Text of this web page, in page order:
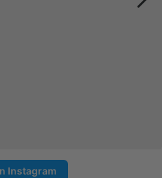
Instagram